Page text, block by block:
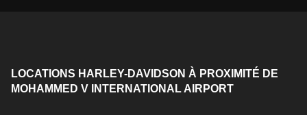
LOCATIONS HARLEY-DAVIDSON À PROXIMITÉ DE
MOHAMMED V INTERNATIONAL AIRPORT